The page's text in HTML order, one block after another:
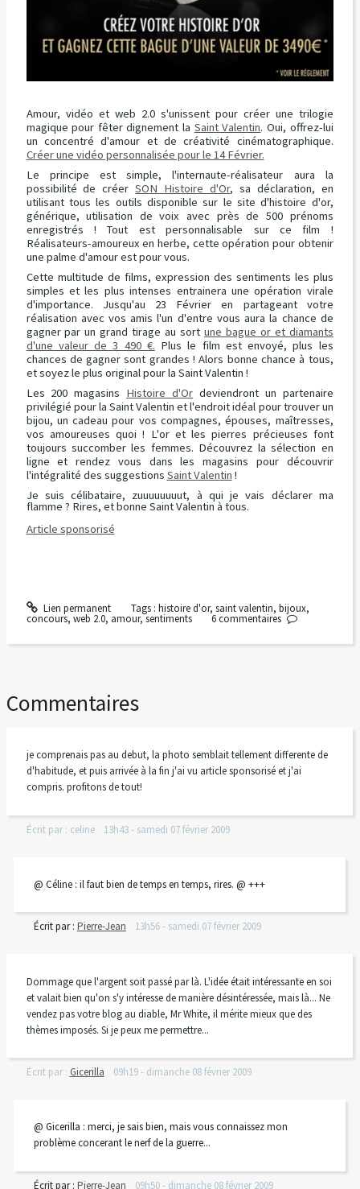
Amour, vidéo et web 2.0 s'unissent pour créer une trilogie
magique pour fêter dignement la Saint Valentin. Oui, offrez-lui
un concentré d'amour et de créativité cinématographique.
Créer une vidéo personnalisée pour le 14 Février.
Le principe est simple, l'internaute-réalisateur aura la
possibilité de créerSON Histoire d'Or, sa déclaration, en
utilisant tous les outils disponible sur le site d'histoire d'or,
générique, utilisation de voix avec près de 500 prénoms
enregistrés ! Tout est personnalisable sur ce film !
Réalisateurs-amoureux en herbe, cette opération pour obtenir
une palme d'amour est pour vous.
Cette multitude de films, expression des sentiments les plus
simples et les plus intenses entrainera une opération virale
d'importance. Jusqu'au 23 Février en partageant votre
réalisation avec vos amis l'un d'entre vous aura la chance de
gagner par un grand tirage au sortune bague or et diamants
d'une valeur de 3 490 €. Plus le film est envoyé, plus les
chances de gagner sont grandes ! Alors bonne chance à tous,
et soyez le plus original pour la Saint Valentin !
Les 200 magasins Histoire d'Or deviendront un partenaire
privilégié pour la Saint Valentin et l'endroit idéal pour trouver un
bijou, un cadeau pour vos compagnes, épouses, maîtresses,
vos amoureuses quoi ! L'or et les pierres précieuses font
toujours succomber les femmes. Découvrez la sélection en
ligne et rendez vous dans les magasins pour découvrir
l'intégralité des suggestions Saint Valentin !
Je suis célibataire, zuuuuuuuut, à qui je vais déclarer ma
flamme ? Rires, et bonne Saint Valentin à tous.
Article sponsorisé
Lien permanent Tags : histoire d'or, saint valentin, bijoux,
concours, web 2.0, amour,sentiments 6commentaires
Commentaires
je comprenais pas au debut, la photo semblait tellement differente de
d'habitude, et puis arrivée à la fin j'ai vu article sponsorisé et j'ai
compris. profitons de tout!
Écrit par : celine 13h43- samedi 07février 2009
@ Céline : il faut bien de temps en temps, rires. @ +++
Écrit par : Pierre-Jean 13h56- samedi 07février 2009
Dommage que l'argent soit passé par là. L'idée était intéressante en soi
et valait bien qu'on s'y intéresse de manière désintéressée, mais là... Ne
vendez pas votre blog au diable, Mr White, il mérite mieux que des
thèmes imposés. Si je peux me permettre...
Écrit par : Gicerilla 09h19- dimanche 08février 2009
@ Gicerilla : merci, je sais bien, mais vous connaissez mon
problème concerant le nerf de la guerre...
Écrit par : Pierre-Jean 09h50- dimanche 08février 2009